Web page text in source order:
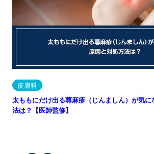
皮膚科
太ももにだけ出る蕁麻疹（じんましん）が気
法は？【医師監修】